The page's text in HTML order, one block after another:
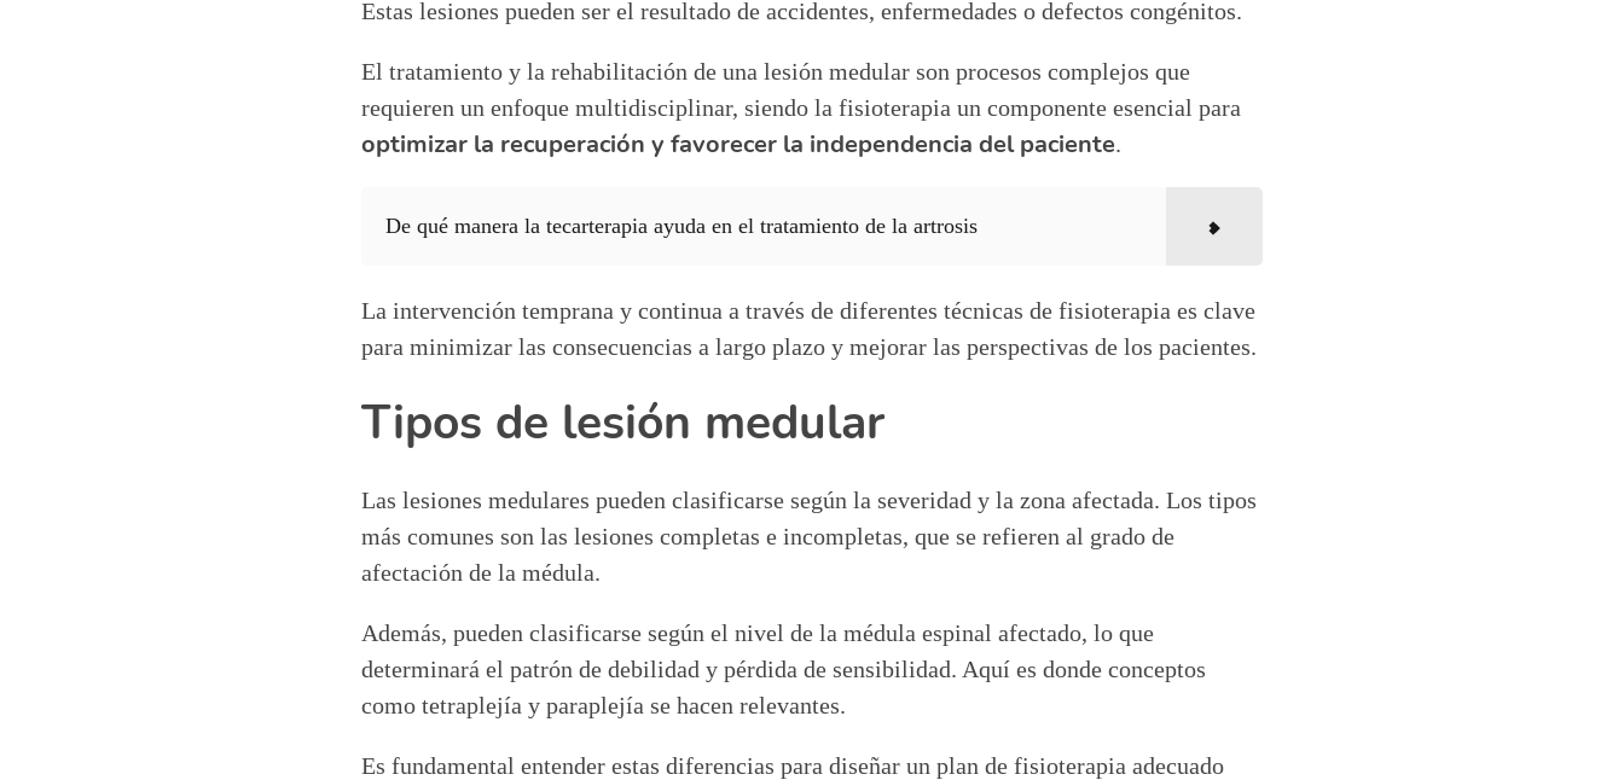
Estas lesiones pueden ser el resultado de accidentes, enfermedades o defectos congénitos.
El tratamiento y la rehabilitación de una lesión medular son procesos complejos que
requieren un enfoque multidisciplinar, siendo la fisioterapia un componente esencial para
optimizar la recuperación y favorecer la independencia del paciente.
De qué manera la tecarterapia ayuda en el tratamiento de la artrosis
La intervención temprana y continua a través de diferentes técnicas de fisioterapia es clave
para minimizar las consecuencias a largo plazo y mejorar las perspectivas de los pacientes.
Tipos de lesión medular
Las lesiones medulares pueden clasificarse según la severidad y la zona afectada. Los tipos
más comunes son las lesiones completas e incompletas, que se refieren al grado de
afectación de la médula.
Además, pueden clasificarse según el nivel de la médula espinal afectado, lo que
determinará el patrón de debilidad y pérdida de sensibilidad. Aquí es donde conceptos
como tetraplejía y paraplejía se hacen relevantes.
Es fundamental entender estas diferencias para diseñar un plan de fisioterapia adecuado